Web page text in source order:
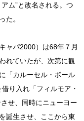
ム”と改名される。つ
た。
ャパ2000）は68年７月
れていたが、次第に観
「カルーセル・ボール
り入れ「フィルモア・
せ、同時にニューヨー
誕生させ、ここから東